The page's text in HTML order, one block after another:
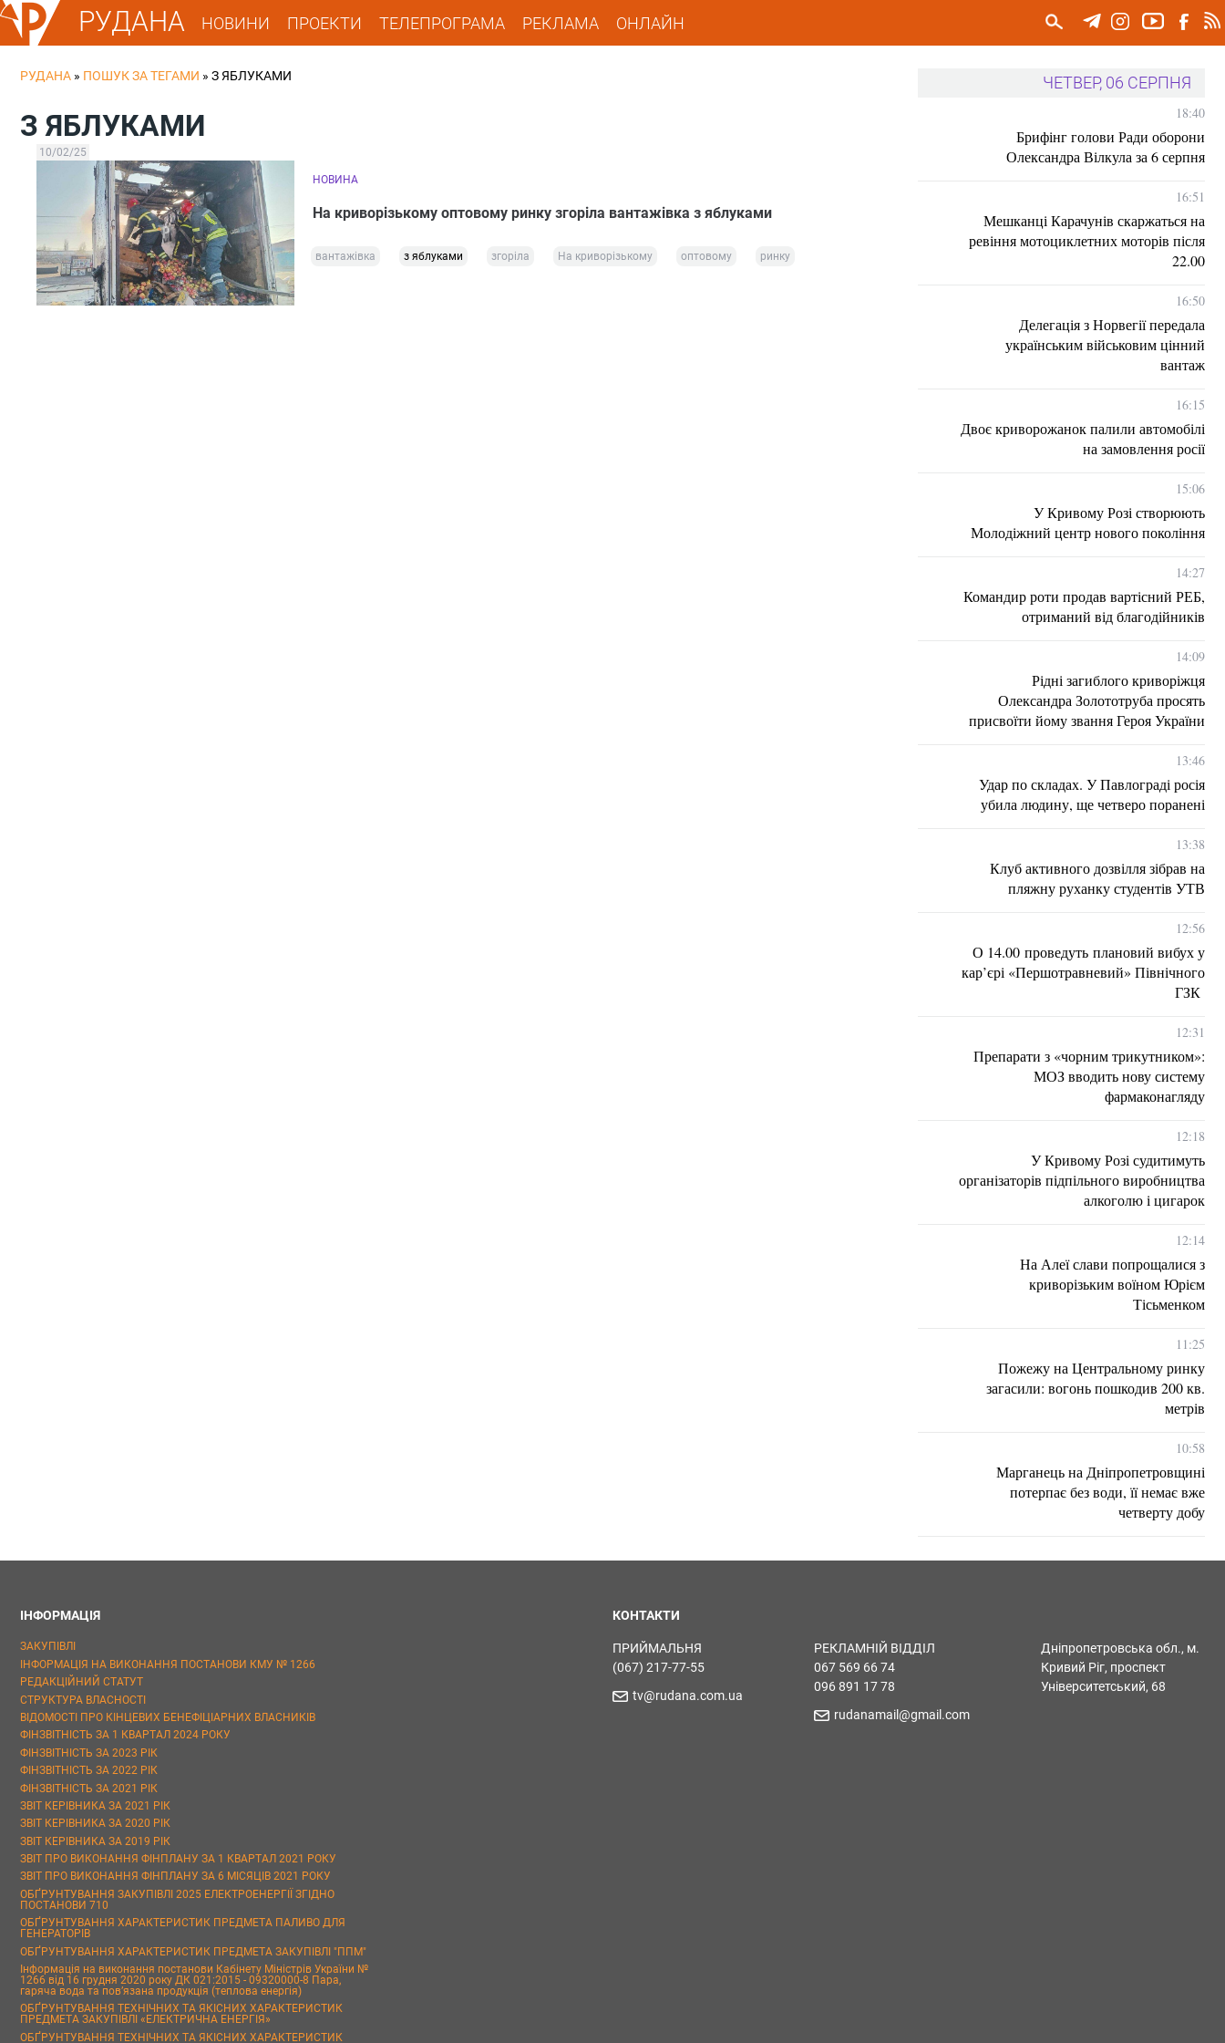
РУДАНА НОВИНИ ПРОЕКТИ ТЕЛЕПРОГРАМА РЕКЛАМА ОНЛАЙН
РУДАНА » ПОШУК ЗА ТЕГАМИ » З ЯБЛУКАМИ
З ЯБЛУКАМИ
10/02/25
НОВИНА
На криворізькому оптовому ринку згоріла вантажівка з яблуками
вантажівка з яблуками згоріла На криворізькому оптовому ринку
ЧЕТВЕР, 06 СЕРПНЯ
18:40
Брифінг голови Ради оборони
Олександра Вілкула за 6 серпня
16:51
Мешканці Карачунів скаржаться на
ревіння мотоциклетних моторів після
22.00
16:50
Делегація з Норвегії передала
українським військовим цінний
вантаж
16:15
Двоє криворожанок палили автомобілі
на замовлення росії
15:06
У Кривому Розі створюють
Молодіжний центр нового покоління
14:27
Командир роти продав вартісний РЕБ,
отриманий від благодійників
14:09
Рідні загиблого криворіжця
Олександра Золототруба просять
присвоїти йому звання Героя України
13:46
Удар по складах. У Павлограді росія
убила людину, ще четверо поранені
13:38
Клуб активного дозвілля зібрав на
пляжну руханку студентів УТВ
12:56
О 14.00 проведуть плановий вибух у
кар’єрі «Першотравневий» Північного
ГЗК
12:31
Препарати з «чорним трикутником»:
МОЗ вводить нову систему
фармаконагляду
12:18
У Кривому Розі судитимуть
організаторів підпільного виробництва
алкоголю і цигарок
12:14
На Алеї слави попрощалися з
криворізьким воїном Юрієм
Тісьменком
11:25
Пожежу на Центральному ринку
загасили: вогонь пошкодив 200 кв.
метрів
10:58
Марганець на Дніпропетровщині
потерпає без води, її немає вже
четверту добу
ІНФОРМАЦІЯ
ЗАКУПІВЛІ
ІНФОРМАЦІЯ НА ВИКОНАННЯ ПОСТАНОВИ КМУ № 1266
РЕДАКЦІЙНИЙ СТАТУТ
СТРУКТУРА ВЛАСНОСТІ
ВІДОМОСТІ ПРО КІНЦЕВИХ БЕНЕФІЦІАРНИХ ВЛАСНИКІВ
ФІНЗВІТНІСТЬ ЗА 1 КВАРТАЛ 2024 РОКУ
ФІНЗВІТНІСТЬ ЗА 2023 РІК
ФІНЗВІТНІСТЬ ЗА 2022 РІК
ФІНЗВІТНІСТЬ ЗА 2021 РІК
ЗВІТ КЕРІВНИКА ЗА 2021 РІК
ЗВІТ КЕРІВНИКА ЗА 2020 РІК
ЗВІТ КЕРІВНИКА ЗА 2019 РІК
ЗВІТ ПРО ВИКОНАННЯ ФІНПЛАНУ ЗА 1 КВАРТАЛ 2021 РОКУ
ЗВІТ ПРО ВИКОНАННЯ ФІНПЛАНУ ЗА 6 МІСЯЦІВ 2021 РОКУ
ОБҐРУНТУВАННЯ ЗАКУПІВЛІ 2025 ЕЛЕКТРОЕНЕРГІЇ ЗГІДНО
ПОСТАНОВИ 710
ОБҐРУНТУВАННЯ ХАРАКТЕРИСТИК ПРЕДМЕТА ПАЛИВО ДЛЯ
ГЕНЕРАТОРІВ
ОБҐРУНТУВАННЯ ХАРАКТЕРИСТИК ПРЕДМЕТА ЗАКУПІВЛІ "ППМ"
Інформація на виконання постанови Кабінету Міністрів України №
1266 від 16 грудня 2020 року ДК 021:2015 - 09320000-8 Пара,
гаряча вода та пов’язана продукція (теплова енергія)
ОБҐРУНТУВАННЯ ТЕХНІЧНИХ ТА ЯКІСНИХ ХАРАКТЕРИСТИК
ПРЕДМЕТА ЗАКУПІВЛІ «ЕЛЕКТРИЧНА ЕНЕРГІЯ»
ОБҐРУНТУВАННЯ ТЕХНІЧНИХ ТА ЯКІСНИХ ХАРАКТЕРИСТИК
КОНТАКТИ
ПРИЙМАЛЬНЯ
(067) 217-77-55
tv@rudana.com.ua
РЕКЛАМНІЙ ВІДДІЛ
067 569 66 74
096 891 17 78
rudanamail@gmail.com
Дніпропетровська обл., м.
Кривий Ріг, проспект
Університетський, 68